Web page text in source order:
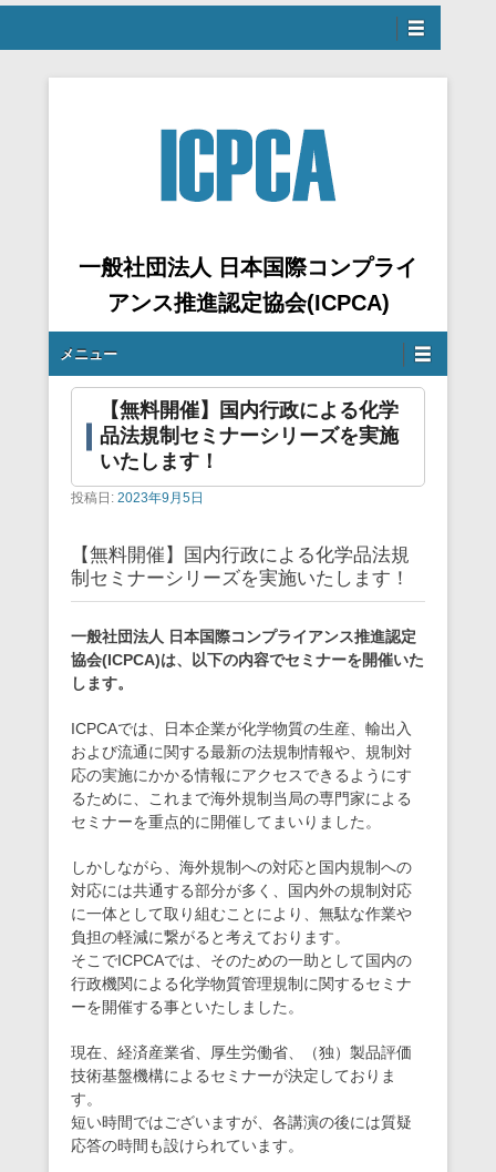
一般社団法人 日本国際コンプライ
アンス推進認定協会(ICPCA)
サブメニュー
メニュー
【無料開催】国内行政による化学
品法規制セミナーシリーズを実施
いたします！
投稿日: 2023年9月5日
【無料開催】国内行政による化学品法規
制セミナーシリーズを実施いたします！
一般社団法人 日本国際コンプライアンス推進認定
協会(ICPCA)は、以下の内容でセミナーを開催いた
します。
ICPCAでは、日本企業が化学物質の生産、輸出入
および流通に関する最新の法規制情報や、規制対
応の実施にかかる情報にアクセスできるようにす
るために、これまで海外規制当局の専門家による
セミナーを重点的に開催してまいりました。
しかしながら、海外規制への対応と国内規制への
対応には共通する部分が多く、国内外の規制対応
に一体として取り組むことにより、無駄な作業や
負担の軽減に繋がると考えております。
そこでICPCAでは、そのための一助として国内の
行政機関による化学物質管理規制に関するセミナ
ーを開催する事といたしました。
現在、経済産業省、厚生労働省、（独）製品評価
技術基盤機構によるセミナーが決定しておりま
す。
短い時間ではございますが、各講演の後には質疑
応答の時間も設けられています。